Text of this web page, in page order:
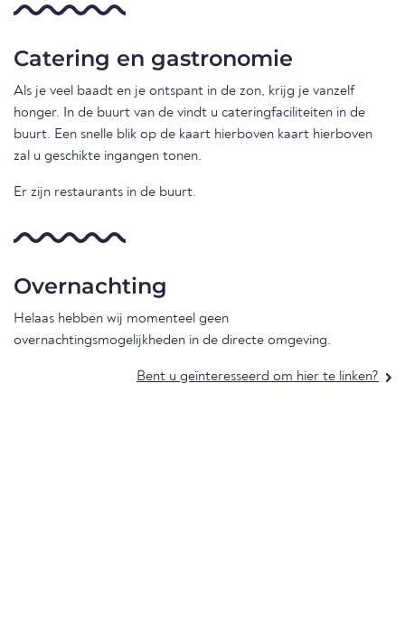
Catering en gastronomie
Als je veel baadt en je ontspant in de zon, krijg je vanzelf
honger. In de buurt van de vindt u cateringfaciliteiten in de
buurt. Een snelle blik op de kaart hierboven kaart hierboven
zal u geschikte ingangen tonen.
Er zijn restaurants in de buurt.
Overnachting
Helaas hebben wij momenteel geen
overnachtingsmogelijkheden in de directe omgeving.
Bent u geïnteresseerd om hier te linken?